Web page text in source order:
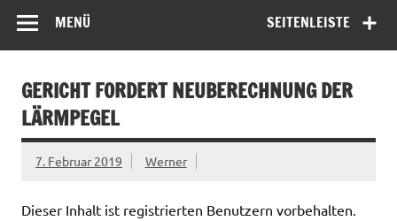
SEITENLEISTE
MENÜ
GERICHT FORDERT NEUBERECHNUNG DER
LÄRMPEGEL
7. Februar 2019 Werner
Dieser Inhalt ist registrierten Benutzern vorbehalten.